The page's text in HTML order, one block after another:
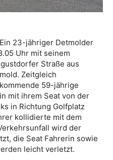
Ein 23-jähriger Detmolder
Uhr mit seinem
Straße aus
Zeitgleich
59-jährige
mit ihrem Seat von der
in Richtung Golfplatz
kollidierte mit dem
wird der
die Seat Fahrerin sowie
leicht verletzt.